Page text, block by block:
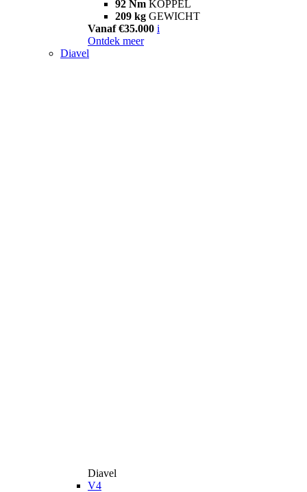
92 Nm KOPPEL
209 kg GEWICHT
Vanaf €35.000 i
Ontdek meer
Diavel
Diavel
V4